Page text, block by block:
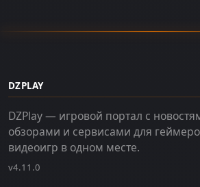
DZPLAY
DZPlay — игровой портал с
обзорами и сервисами для
видеоигр в одном месте.
v4.11.0